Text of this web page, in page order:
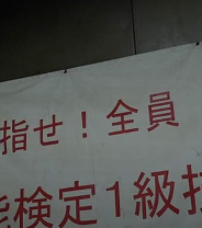
品質保証体制